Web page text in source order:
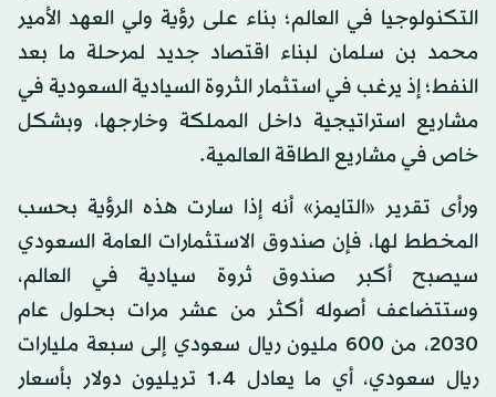
التكنولوجيا في العالم؛ بناء على رؤية ولي العهد الأمير
محمد بن سلمان لبناء اقتصاد جديد لمرحلة ما بعد
النفط؛ إذ يرغب في استثمار الثروة السيادية السعودية في
مشاريع استراتيجية داخل المملكة وخارجها، وبشكل
خاص في مشاريع الطاقة العالمية.
ورأى تقرير «التايمز» أنه إذا سارت هذه الرؤية بحسب
المخطط لها، فإن صندوق الاستثمارات العامة السعودي
سيصبح أكبر صندوق ثروة سيادية في العالم،
وستتضاعف أصوله أكثر من عشر مرات بحلول عام
2030، من 600 مليون ريال سعودي إلى سبعة مليارات
ريال سعودي، أي ما يعادل 1.4 تريليون دولار بأسعار